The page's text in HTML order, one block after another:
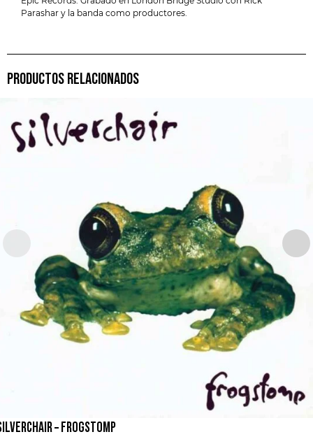
Parashar y la banda como productores.
PRODUCTOS RELACIONADOS
– FROGSTOMP